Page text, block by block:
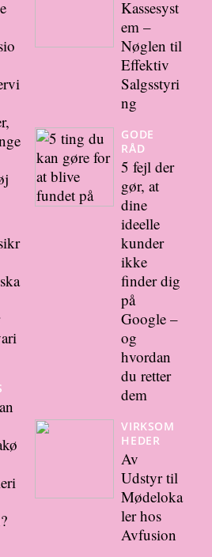
Kassesyst
em –
Nøglen til
Effektiv
Salgsstyri
ng
GODE
RÅD
5 fejl der
gør, at
dine
ideelle
kunder
ikke
finder dig
på
Google –
og
hvordan
du retter
dem
VIRKSOM
HEDER
Av
Udstyr til
Mødeloka
ler hos
Avfusion